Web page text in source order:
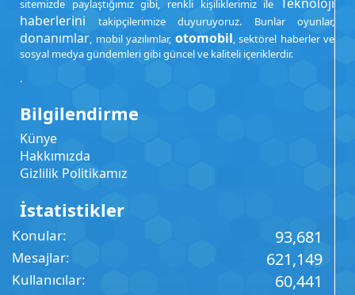
sitemizde paylaştığımız gibi, renkli kişiliklerimiz ile
haberlerini takipçilerimize duyuruyoruz. Bunlar oyunlar,
donanımlar, mobil yazılımlar, otomobil, sektörel haberler ve
sosyal medya gündemleri gibi güncel ve kaliteli içeriklerdir.
.
Bilgilendirme
Künye
Hakkımızda
Gizlilik Politikamız
İstatistikler
Konular 93,681
Mesajlar 621,149
Kullanıcılar 60,441